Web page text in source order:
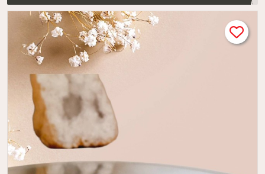
créoles interchangeables